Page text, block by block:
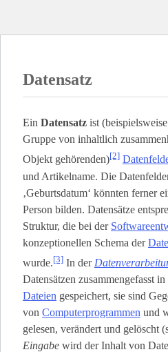
Datensatz
Ein Datensatz ist
Gruppe von inhaltlich
Objekt gehörenden)[2]
und Artikelname. Die Datenfelder
‚Geburtsdatum‘ könnten ferner
Person bilden. Datensätze
Struktur, die bei der
konzeptionellen Schema der
wurde.[3] In der
Datensätzen zusammengefasst in
Dateien gespeichert, sie sind
von Computerprogrammen und
gelesen, verändert und gelöscht
Eingabe wird der Inhalt von